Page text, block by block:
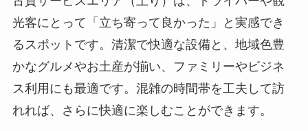
光客にとって「立ち寄って良かった」と実感でき
るスポットです。清潔で快適な設備と、地域色豊
かなグルメやお土産が揃い、ファミリーやビジネ
ス利用にも最適です。混雑の時間帯を工夫して訪
れれば、さらに快適に楽しむことができます。